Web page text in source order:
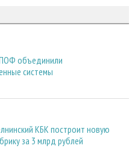
объединили
системы
КБК построит новую
за 3 млрд рублей